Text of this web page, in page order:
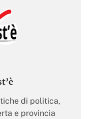
di politica,
e provincia